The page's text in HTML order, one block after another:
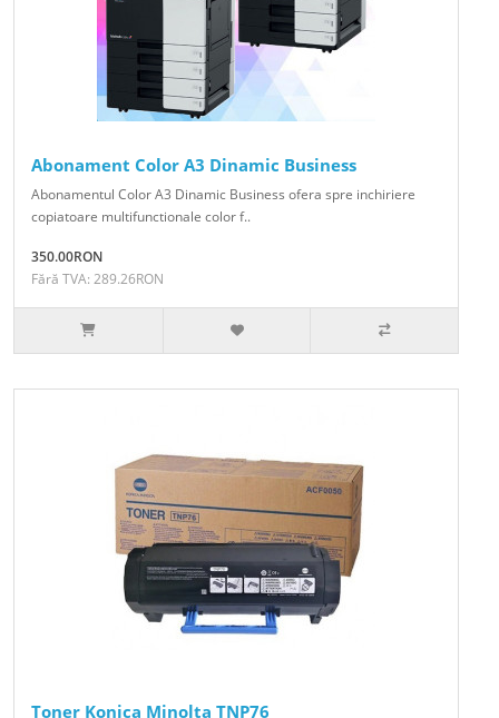
Abonament Color A3 Dinamic Business
Abonamentul Color A3 Dinamic Business ofera spre inchiriere
copiatoare multifunctionale color f..
350.00RON
Fără TVA: 289.26RON
Toner Konica Minolta TNP76